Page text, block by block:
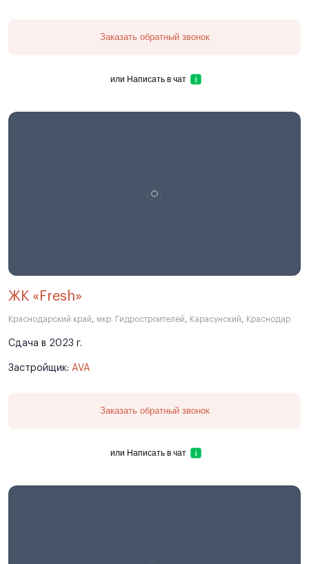
Заказать обратный звонок
или Написать в чат
ЖК «Fresh»
Краснодарский край, мкр. Гидростроителей, Карасунский, Краснодар
Сдача в 2023 г.
Застройщик: AVA
Заказать обратный звонок
или Написать в чат